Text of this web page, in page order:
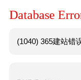
Database
(1040) 365建站错